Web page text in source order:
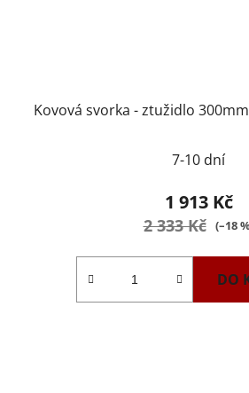
Kovová svorka - ztužidlo 300mm
7-10 dní
1 913 Kč
2 333 Kč (–18
DO